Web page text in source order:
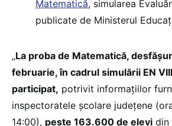
Matematică, simularea
publicate de Ministerul
„La proba de Matematică,
februarie, în cadrul simulării EN
participat, potrivit informațiilor
inspectoratele școlare județene
14:00), peste 163.600 de elevi din